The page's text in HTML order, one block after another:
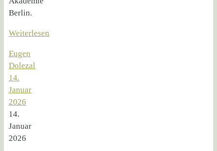
Berlin.
Weiterlesen
Eugen
Dolezal
14.
Januar
2026
14.
Januar
2026